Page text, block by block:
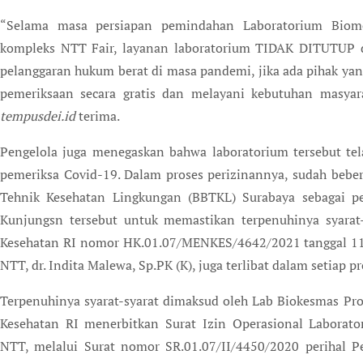
“Selama masa persiapan pemindahan Laboratorium
kompleks NTT Fair, layanan laboratorium TIDAK DITUTUP
pelanggaran hukum berat di masa pandemi, jika ada pihak
pemeriksaan secara gratis dan melayani kebutuhan
tempusdei.idterima.
Pengelola juga menegaskan bahwa laboratorium tersebut
pemeriksa Covid-19. Dalam proses perizinannya, sudah
Tehnik Kesehatan Lingkungan (BBTKL) Surabaya
Kunjungsn tersebut untuk memastikan terpenuhinya
Kesehatan RI nomor HK.01.07/MENKES/4642/2021 tanggal
NTT, dr. Indita Malewa, Sp.PK (K), juga terlibat dalam setiap
Terpenuhinya syarat-syarat dimaksud oleh Lab Biokesmas
Kesehatan RI menerbitkan Surat Izin Operasional
NTT, melalui Surat nomor SR.01.07/II/4450/2020 perihal